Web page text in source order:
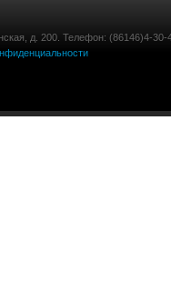
д. 200. Телефон: (86146)4-30-